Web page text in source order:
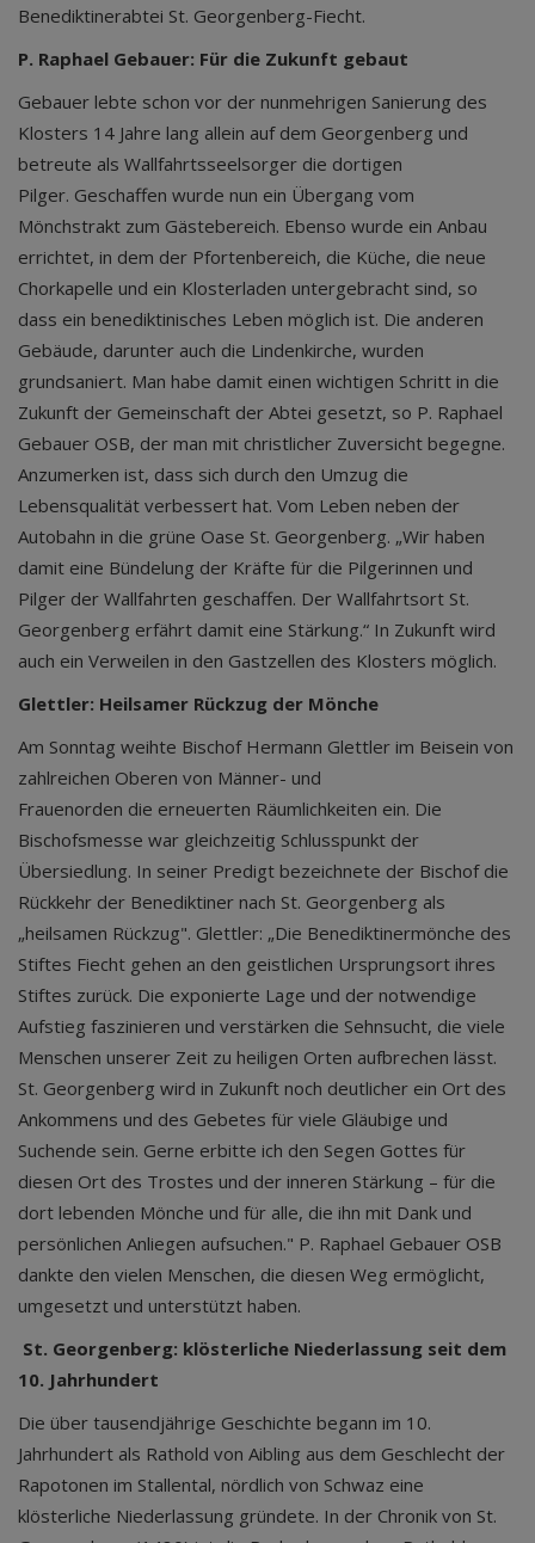
Benediktinerabtei St. Georgenberg-Fiecht.
P. Raphael Gebauer: Für die Zukunft gebaut
Gebauer lebte schon vor der nunmehrigen Sanierung des
Klosters 14 Jahre lang allein auf dem Georgenberg und
betreute als Wallfahrtsseelsorger die dortigen
Pilger. Geschaffen wurde nun ein Übergang vom
Mönchstrakt zum Gästebereich. Ebenso wurde ein Anbau
errichtet, in dem der Pfortenbereich, die Küche, die neue
Chorkapelle und ein Klosterladen untergebracht sind, so
dass ein benediktinisches Leben möglich ist. Die anderen
Gebäude, darunter auch die Lindenkirche, wurden
grundsaniert. Man habe damit einen wichtigen Schritt in die
Zukunft der Gemeinschaft der Abtei gesetzt, so P. Raphael
Gebauer OSB, der man mit christlicher Zuversicht begegne.
Anzumerken ist, dass sich durch den Umzug die
Lebensqualität verbessert hat. Vom Leben neben der
Autobahn in die grüne Oase St. Georgenberg. „Wir haben
damit eine Bündelung der Kräfte für die Pilgerinnen und
Pilger der Wallfahrten geschaffen. Der Wallfahrtsort St.
Georgenberg erfährt damit eine Stärkung.“ In Zukunft wird
auch ein Verweilen in den Gastzellen des Klosters möglich.
Glettler: Heilsamer Rückzug der Mönche
Am Sonntag weihte Bischof Hermann Glettler im Beisein von
zahlreichen Oberen von Männer- und
Frauenorden die erneuerten Räumlichkeiten ein. Die
Bischofsmesse war gleichzeitig Schlusspunkt der
Übersiedlung. In seiner Predigt bezeichnete der Bischof die
Rückkehr der Benediktiner nach St. Georgenberg als
„heilsamen Rückzug". Glettler: „Die Benediktinermönche des
Stiftes Fiecht gehen an den geistlichen Ursprungsort ihres
Stiftes zurück. Die exponierte Lage und der notwendige
Aufstieg faszinieren und verstärken die Sehnsucht, die viele
Menschen unserer Zeit zu heiligen Orten aufbrechen lässt.
St. Georgenberg wird in Zukunft noch deutlicher ein Ort des
Ankommens und des Gebetes für viele Gläubige und
Suchende sein. Gerne erbitte ich den Segen Gottes für
diesen Ort des Trostes und der inneren Stärkung – für die
dort lebenden Mönche und für alle, die ihn mit Dank und
persönlichen Anliegen aufsuchen." P. Raphael Gebauer OSB
dankte den vielen Menschen, die diesen Weg ermöglicht,
umgesetzt und unterstützt haben.
St. Georgenberg: klösterliche Niederlassung seit dem
10. Jahrhundert
Die über tausendjährige Geschichte begann im 10.
Jahrhundert als Rathold von Aibling aus dem Geschlecht der
Rapotonen im Stallental, nördlich von Schwaz eine
klösterliche Niederlassung gründete. In der Chronik von St.